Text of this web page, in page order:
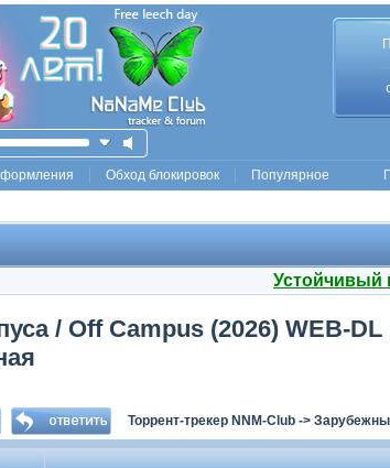
Обход блокировок Популярное
Устойчивый
/ Off Campus (2026) WEB-
Торрент-трекер NNM-Club->